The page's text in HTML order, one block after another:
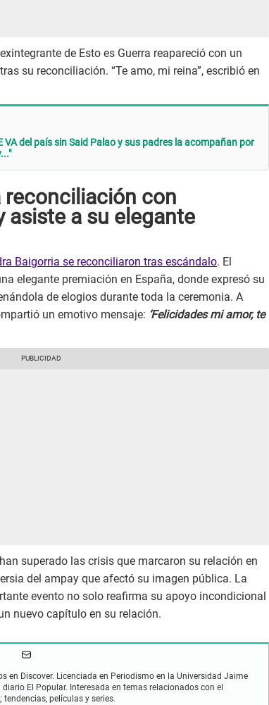
de Esto es Guerra reapareció con un
su reconciliación. “Te amo, mi reina”, escribió en
VA del país sin Said Palao y sus padres la acompañan por
reconciliación con
asiste a su elegante
Baigorria se reconciliaron tras escándalo. El
elegante premiación en España, donde expresó su
de elogios durante toda la ceremonia. A
un emotivo mensaje: ‘Felicidades mi amor, te
superado las crisis que marcaron su relación en
del ampay que afectó su imagen pública. La
evento no solo reafirma su apoyo incondicional
nuevo capítulo en su relación.
en Discover. Licenciada en Periodismo en la Universidad Jaime
diario El Popular. Interesada en temas relacionados con el
películas y series.